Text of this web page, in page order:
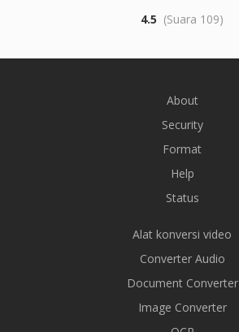
4.5 (Suara 109)
About
Security
Format
Help
Status
Alat konversi video
Converter Audio
Document Converter
Image Converter